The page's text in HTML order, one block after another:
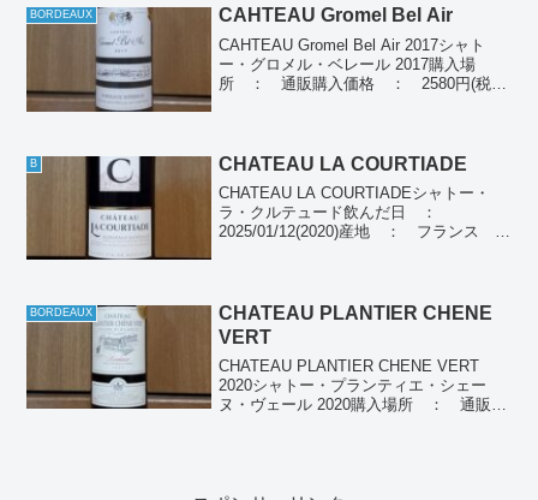
BORDEAUX CAHTEAU Gromel Bel Air
CAHTEAU Gromel Bel Air 2017シャト
ー・グロメル・ベレール 2017購入場
所 ： 通販購入価格 ： 2580円(税
B CHATEAU LA COURTIADE
CHATEAU LA COURTIADEシャトー・
ラ・クルテュード飲んだ日 ：
2025/01/12(2020)産地 ： フランス ボ
BORDEAUX
CHATEAU PLANTIER CHENE
VERT
CHATEAU PLANTIER CHENE VERT
2020シャトー・プランティエ・シェー
ヌ・ヴェール 2020購入場所 ： 通販購